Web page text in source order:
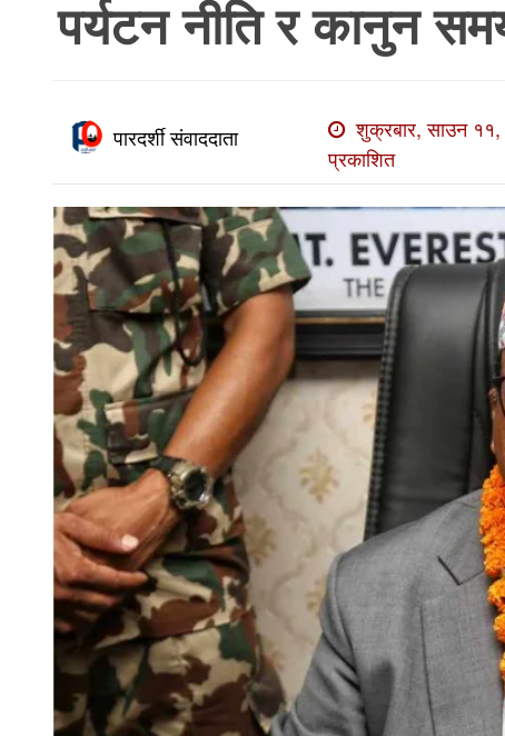
खाेज
पर्यटन नीति र कानुन
पारदर्शी संवाददाता
शुक्रबार, साउन ११,
प्रकाशित